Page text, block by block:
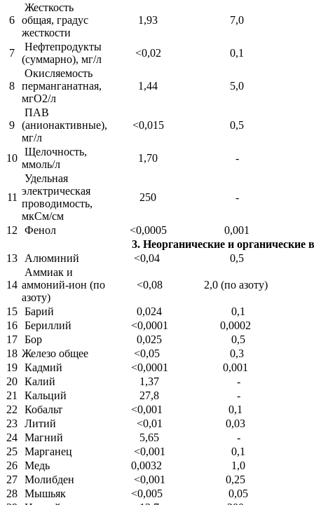
6
Жесткость
общая, градус
жесткости
1,93 7,0
7
Нефтепродукты
(суммарно), мг/л
<0,02 0,1
8
Окисляемость
перманганатная,
мгО2/л
1,44 5,0
9
ПАВ
(анионактивные),
мг/л
<0,015 0,5
10
Щелочность,
ммоль/л
1,70 -
11
Удельная
электрическая
проводимость,
мкСм/см
250 -
12 Фенол <0,0005
0,001
3. Неорганические и органические
13
Алюминий <0,04 0,5
14
Аммиак и
аммоний-ион (по
азоту)
<0,08 2,0 (по азоту)
15 Барий 0,024
0,1
16 Бериллий <0,0001 0,0002
17 Бор 0,025
0,5
18 Железо общее <0,05
0,3
19 Кадмий <0,0001
0,001
20 Калий 1,37
-
21
Кальций 27,8
-
22
Кобальт <0,001
0,1
23 Литий <0,01
0,03
24 Магний 5,65
-
25 Марганец <0,001
0,1
26 Медь 0,0032
1,0
27 Молибден <0,001
0,25
28 Мышьяк <0,005
0,05